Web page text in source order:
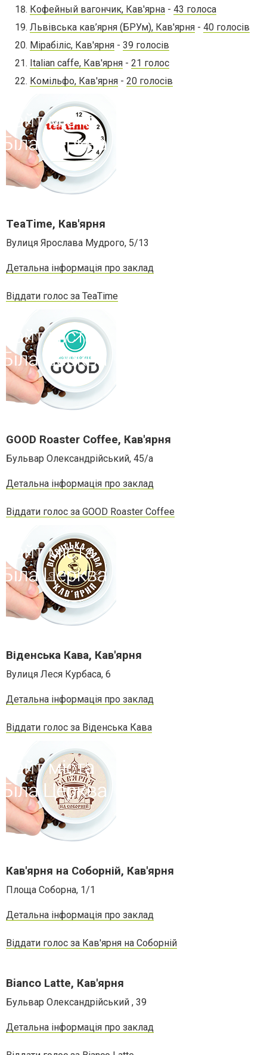
Кофейный вагончик, Кав'ярна - 43 голоса
Львівська кав’ярня (БРУм), Кав'ярня - 40 голосів
Мірабіліс, Кав'ярня - 39 голосів
Italian caffe, Кав'ярня - 21 голос
Комільфо, Кав'ярня - 20 голосів
TeaTime, Кав'ярня
Вулиця Ярослава Мудрого, 5/13
Детальна інформація про заклад
Віддати голос за TeaTime
GOOD Roaster Coffee, Кав'ярня
Бульвар Олександрійський, 45/a
Детальна інформація про заклад
Віддати голос за GOOD Roaster Coffee
Віденська Кава, Кав'ярня
Вулиця Леся Курбаса, 6
Детальна інформація про заклад
Віддати голос за Віденська Кава
Кав'ярня на Соборній, Кав'ярня
Площа Соборна, 1/1
Детальна інформація про заклад
Віддати голос за Кав'ярня на Соборній
Bianco Latte, Кав'ярня
Бульвар Олександрійський , 39
Детальна інформація про заклад